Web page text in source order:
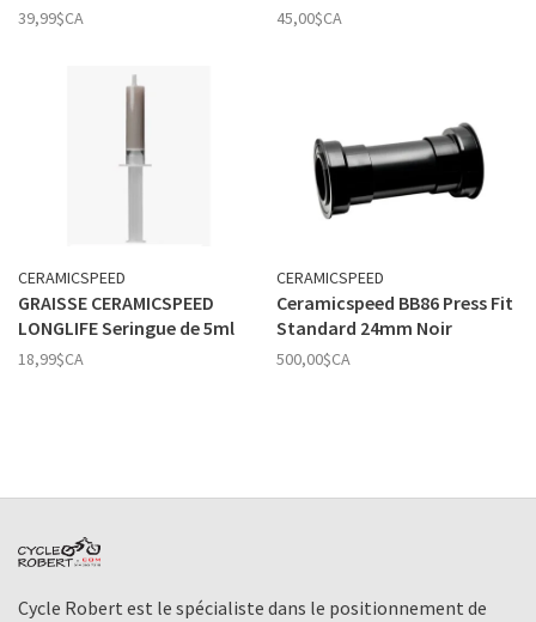
39,99$CA 45,00$CA
CERAMICSPEED
GRAISSE CERAMICSPEED
LONGLIFE Seringue de 5ml
18,99$CA
CERAMICSPEED
Ceramicspeed BB86 Press Fit
Standard 24mm Noir
500,00$CA
Cycle Robert est le spécialiste dans le positionnement de